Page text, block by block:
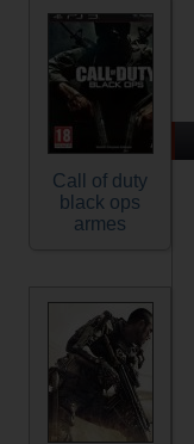
Call of duty
black ops
armes